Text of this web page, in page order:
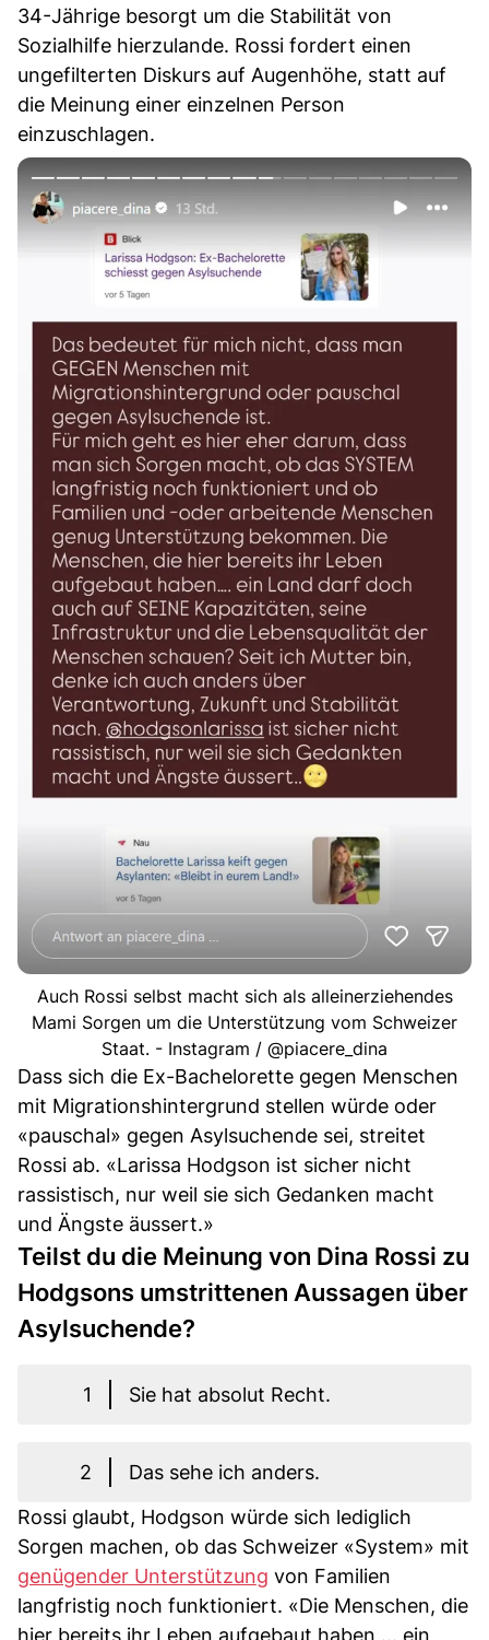
34-Jährige besorgt um die Stabilität von
Sozialhilfe hierzulande. Rossi fordert einen
ungefilterten Diskurs auf Augenhöhe, statt auf
die Meinung einer einzelnen Person
einzuschlagen.
Auch Rossi selbst macht sich als alleinerziehendes
Mami Sorgen um die Unterstützung vom Schweizer
Staat. - Instagram / @piacere_dina
Dass sich die Ex-Bachelorette gegen Menschen
mit Migrationshintergrund stellen würde oder
«pauschal» gegen Asylsuchende sei, streitet
Rossi ab. «Larissa Hodgson ist sicher nicht
rassistisch, nur weil sie sich Gedanken macht
und Ängste äussert.»
Teilst du die Meinung von Dina Rossi zu
Hodgsons umstrittenen Aussagen über
Asylsuchende?
1 Sie hat absolut Recht.
2
Das sehe ich anders.
Rossi glaubt, Hodgson würde sich lediglich
Sorgen machen, ob das Schweizer «System» mit
genügender Unterstützung von Familien
langfristig noch funktioniert. «Die Menschen, die
hier bereits ihr Leben aufgebaut haben ... ein